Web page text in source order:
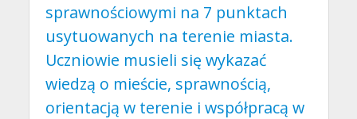
sprawnościowymi na 7 punktach
usytuowanych na terenie miasta.
Uczniowie musieli się wykazać
wiedzą o mieście, sprawnością,
orientacją w terenie i współpracą w